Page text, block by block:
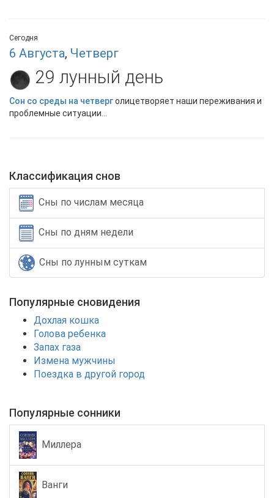
Сегодня
6 Августа, Четверг
29 лунный день
Сон со среды на четверголицетворяет наши переживания и
проблемные ситуации...
Классификация снов
Сны по числам месяца
Сны по дням недели
Сны по лунным суткам
Популярные сновидения
Дохлая кошка
Голова ребенка
Запах газа
Измена мужчины
Поездка в другой город
Популярные сонники
Миллера
Ванги